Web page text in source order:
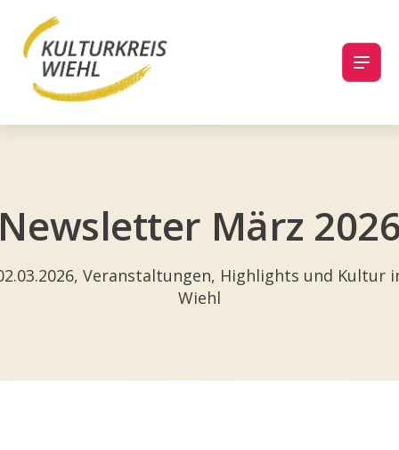
März
Veranstaltungen, Highlights und Kultur
Wiehl